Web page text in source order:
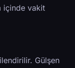
içinde vakit
Gülşen